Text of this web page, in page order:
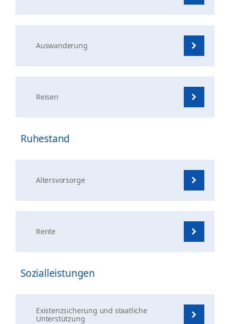
Auswanderung
Reisen
Ruhestand
Altersvorsorge
Rente
Sozialleistungen
Existenzsicherung und staatliche
Unterstützung